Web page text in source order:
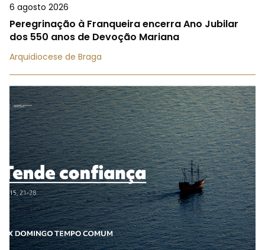
6 agosto 2026
Peregrinação à Franqueira encerra Ano Jubilar
dos 550 anos de Devoção Mariana
Arquidiocese de Braga